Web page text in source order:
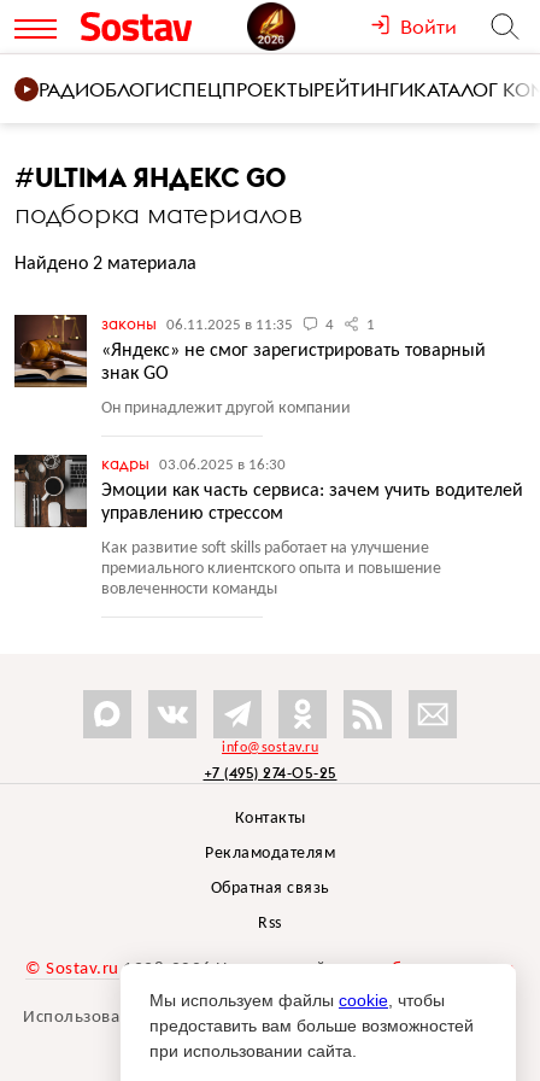
Войти
РАДИОБЛОГИСПЕЦПРОЕКТЫРЕЙТИНГИКАТАЛОГ
#ULTIMA ЯНДЕКС GO
подборка материалов
Найдено 2 материала
законы 06.11.2025 в 11:35 4 1
«Яндекс» не смог зарегистрировать товарный
знак GO
Он принадлежит другой компании
кадры 03.06.2025 в 16:30
Эмоции как часть сервиса: зачем учить водителей
управлению стрессом
Как развитие soft skills работает на улучшение
премиального клиентского опыта и повышение
вовлеченности команды
info@sostav.ru
+7 (495) 274-05-25
Контакты
Рекламодателям
Обратная связь
Rss
© Sostav.ru 1998-2026 Независимый проектбрендингового
агентства Depot
Использование материалов Sostav.ru допустимо только при
указании источника.
Мы используем файлы cookie , чтобы
предоставить вам больше возможностей
при использовании сайта.